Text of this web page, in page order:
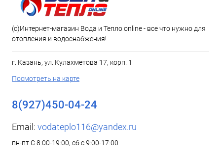
(c)Интернет-магазин Вода и Тепло online - все что нужно для
отопления и водоснабжения!
г. Казань, ул. Кулахметова 17, корп. 1
Посмотреть на карте
8(927)450-04-24
Email: vodateplo116@yandex.ru
пн-пт С 8:00-19:00, сб с 9:00-17:00